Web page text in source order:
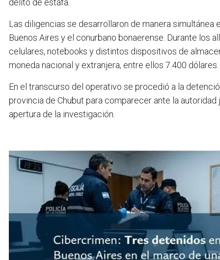
delito de estafa.
Las diligencias se desarrollaron de manera
Buenos Aires y el conurbano bonaerense. Durante los
celulares, notebooks y distintos dispositivos de
moneda nacional y extranjera, entre ellos 7.400 dólares.
En el transcurso del operativo se procedió a la
provincia de Chubut para comparecer ante la
apertura de la investigación.